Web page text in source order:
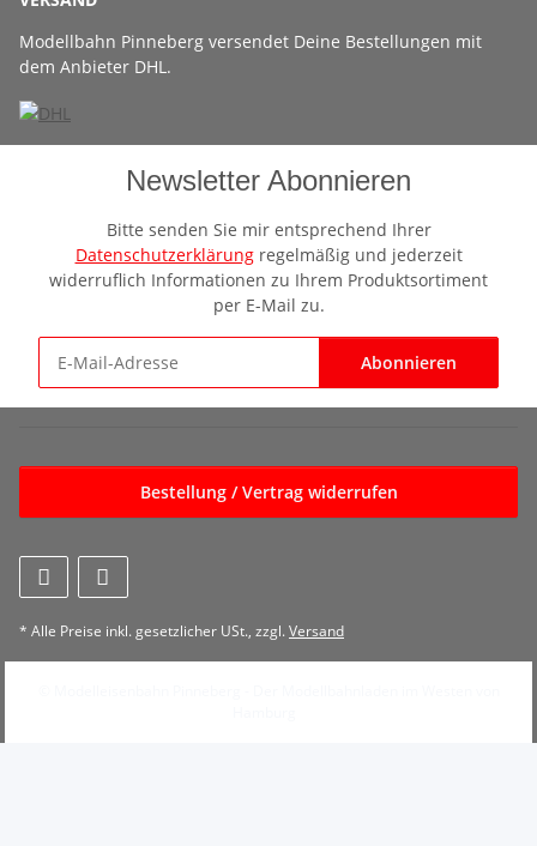
Modellbahn Pinneberg versendet Deine Bestellungen mit
dem Anbieter DHL.
Newsletter Abonnieren
Bitte senden Sie mir entsprechend Ihrer
Datenschutzerklärungregelmäßig und jederzeit
widerruflich Informationen zu Ihrem Produktsortiment
per E-Mail zu.
Abonnieren
Bestellung / Vertrag widerrufen
* Alle Preise inkl. gesetzlicher USt., zzgl.Versand